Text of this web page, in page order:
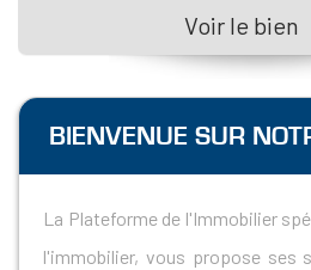
Voir le bien
BIENVENUE SUR
La Plateforme de l'Immobilier
l'immobilier, vous propose ses